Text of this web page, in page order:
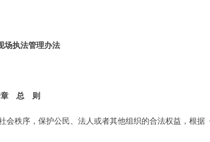
场执法管理办法
章 总 则
秩序，保护公民、法人或者其他组织的合法权益，根据